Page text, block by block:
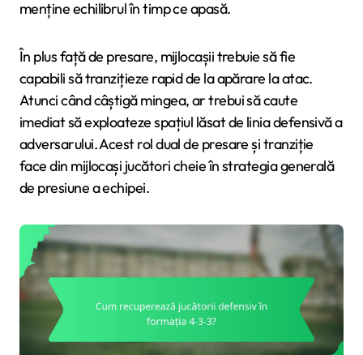
menține echilibrul în timp ce apasă.
În plus față de presare, mijlocașii trebuie să fie
capabili să tranzițieze rapid de la apărare la atac.
Atunci când câștigă mingea, ar trebui să caute
imediat să exploateze spațiul lăsat de linia defensivă a
adversarului. Acest rol dual de presare și tranziție
face din mijlocași jucători cheie în strategia generală
de presiune a echipei.